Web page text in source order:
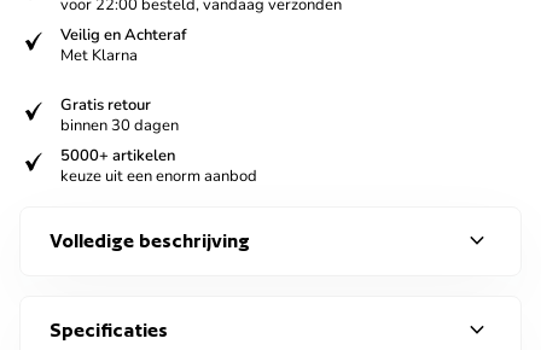
voor 22:00 besteld, vandaag verzonden
verified
Veilig en Achteraf
Met Klarna
verified
Gratis retour
binnen 30 dagen
verified
5000+ artikelen
keuze uit een enorm aanbod
Volledige beschrijving expand_more
Specificaties expand_more